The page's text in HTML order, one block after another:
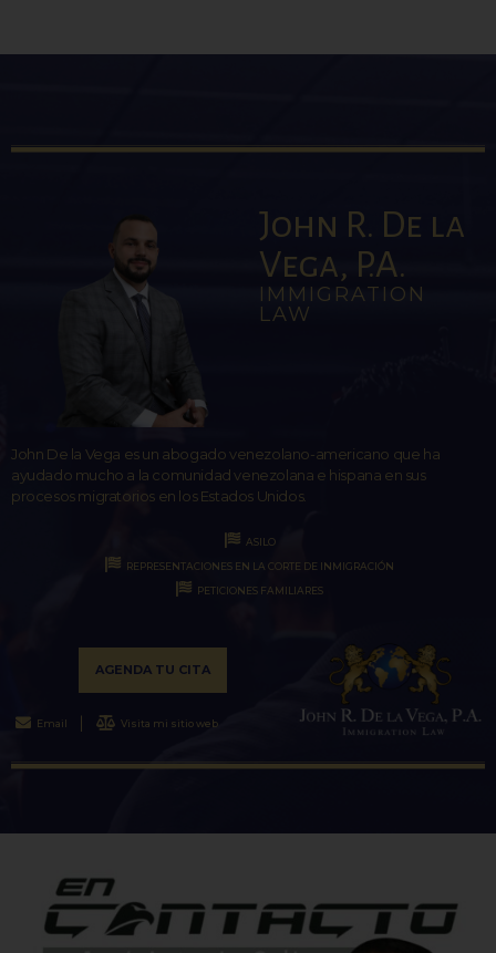
John R. De la
Vega, P.A.
IMMIGRATION
LAW
John De la Vega es un abogado venezolano-americano que ha
ayudado mucho a la comunidad venezolana e hispana en sus
procesos migratorios en los Estados Unidos.
ASILO
REPRESENTACIONES EN LA CORTE DE INMIGRACIÓN
PETICIONES FAMILIARES
AGENDA TU CITA
Email Visita mi sitio web